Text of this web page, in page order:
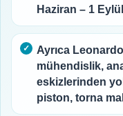
Haziran – 1
Ayrıca
mühendislik,
eskizlerinden
piston, torna